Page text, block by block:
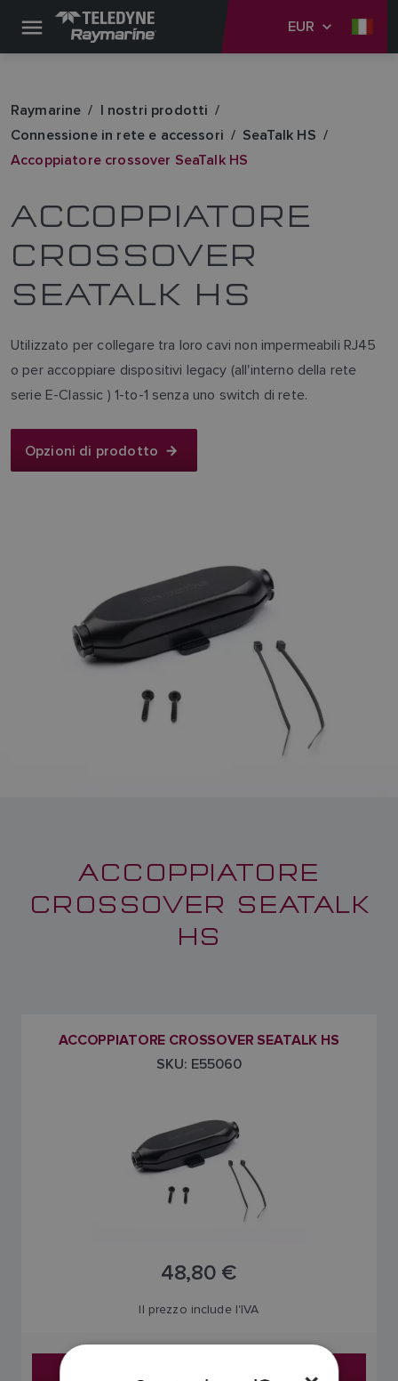
EUR
Raymarine
I nostri prodotti
Connessione in rete e accessori
SeaTalk HS
Accoppiatore crossover SeaTalk HS
ACCOPPIATORE
CROSSOVER
SEATALK HS
Utilizzato per collegare tra loro cavi non impermeabili RJ45
o per accoppiare dispositivi legacy (all'interno della rete
serie E-Classic ) 1-to-1 senza uno switch di rete.
Opzioni di prodotto
ACCOPPIATORE
CROSSOVER SEATALK
HS
ACCOPPIATORE CROSSOVER SEATALK HS
SKU: E55060
48,80 €
Il prezzo include l'IVA
Trova un rivenditore